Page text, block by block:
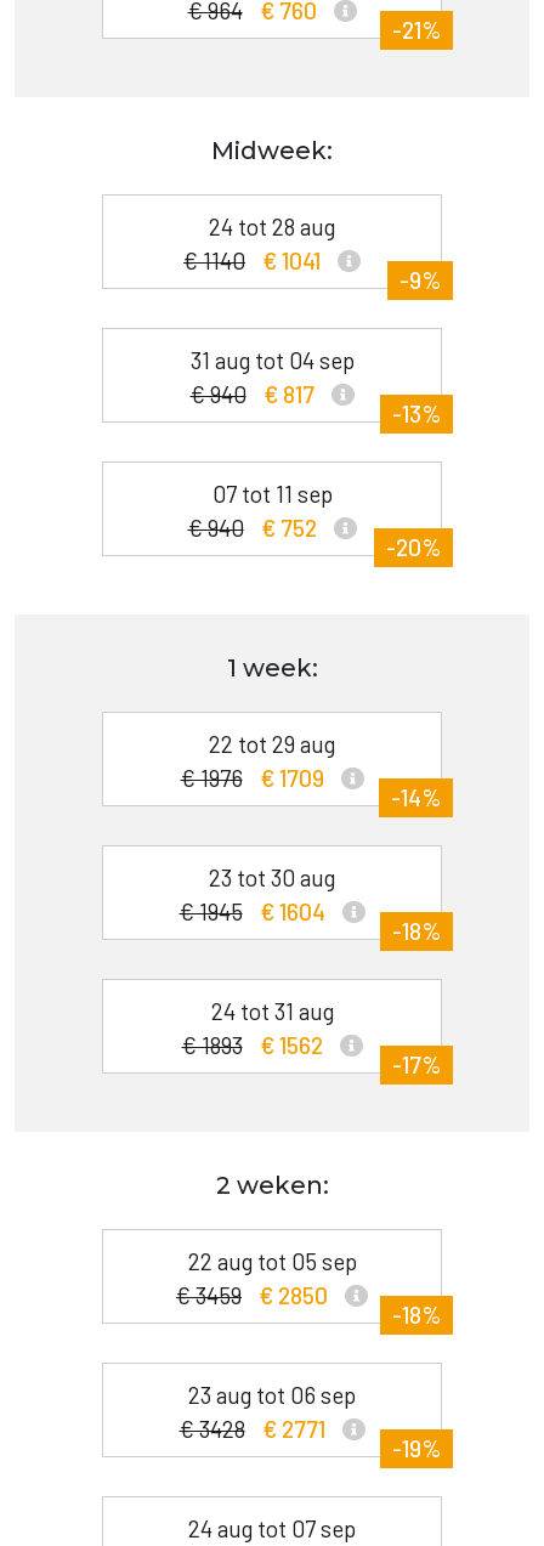
€ 964 € 760
-21%
Midweek:
24 tot 28 aug
€ 1140
€ 1041
-9%
31 aug tot 04 sep
€ 940
€ 817
-13%
07 tot 11 sep
€ 940
€ 752
-20%
1 week:
22 tot 29 aug
€ 1976
€ 1709
-14%
23 tot 30 aug
€ 1945
€ 1604
-18%
24 tot 31 aug
€ 1893
€ 1562
-17%
2 weken:
22 aug tot 05 sep
€ 3459
€ 2850
-18%
23 aug tot 06 sep
€ 3428
€ 2771
-19%
24 aug tot 07 sep